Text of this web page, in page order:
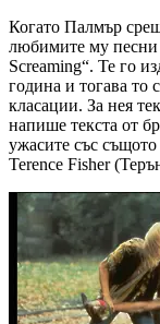
Когато Палмър
любимите му песни
Screaming“. Те го
година и тогава то
класации. За нея
напише текста от
ужасите със
Terence Fisher